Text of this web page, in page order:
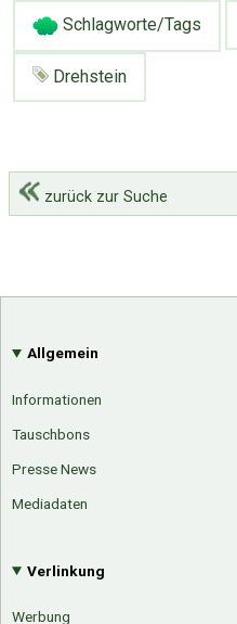
Schlagworte/Tags
Drehstein
zurück zur Suche
Allgemein
Informationen
Tauschbons
Presse News
Mediadaten
Verlinkung
Werbung